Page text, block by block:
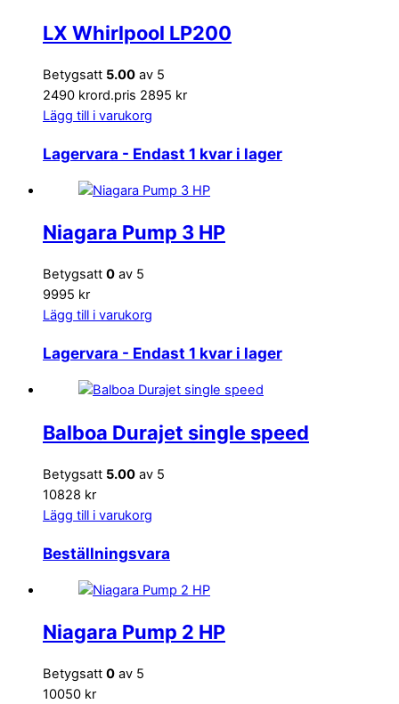
LX Whirlpool LP200
Betygsatt 5.00 av 5
2490 krord.pris 2895 kr
Lägg till i varukorg
Lagervara - Endast 1 kvar i lager
Niagara Pump 3 HP
Betygsatt 0 av 5
9995 kr
Lägg till i varukorg
Lagervara - Endast 1 kvar i lager
Balboa Durajet single speed
Betygsatt 5.00 av 5
10828 kr
Lägg till i varukorg
Beställningsvara
Niagara Pump 2 HP
Betygsatt 0 av 5
10050 kr